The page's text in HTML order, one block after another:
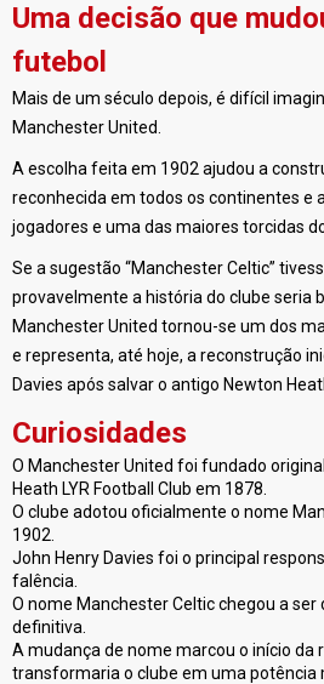
Uma decisão que
futebol
Mais de um século depois, é difícil
Manchester United.
A escolha feita em 1902 ajudou a
reconhecida em todos os continentes e
jogadores e uma das maiores torcidas
Se a sugestão “Manchester Celtic”
provavelmente a história do clube seria
Manchester United tornou-se um dos
e representa, até hoje, a reconstrução
Davies após salvar o antigo Newton
Curiosidades
O Manchester United foi fundado
Heath LYR Football Club em 1878.
O clube adotou oficialmente o nome
1902.
John Henry Davies foi o principal
falência.
O nome Manchester Celtic chegou a
definitiva.
A mudança de nome marcou o início da
transformaria o clube em uma potência